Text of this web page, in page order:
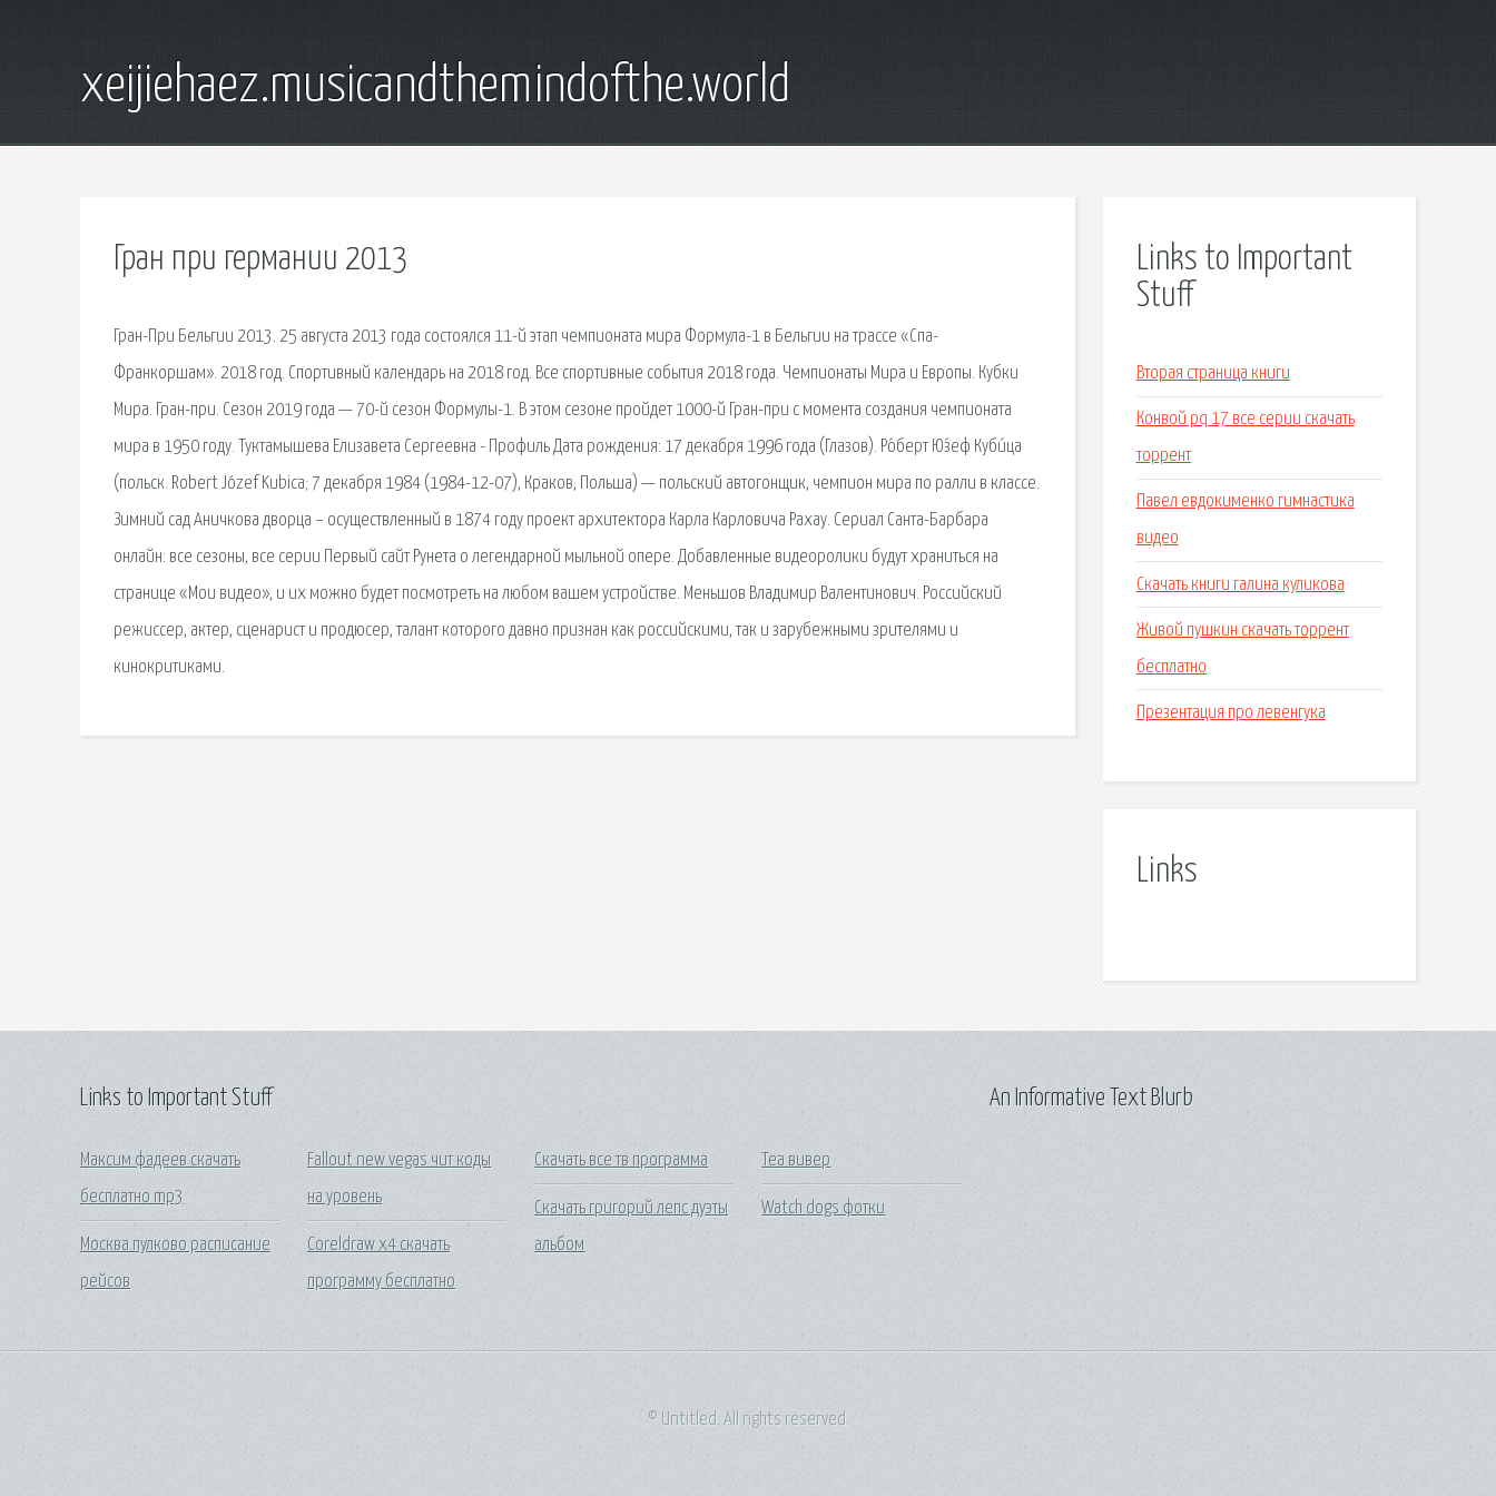
xeijiehaez.musicandthemindofthe.world
Гран при германии 2013
Гран-При Бельгии 2013. 25 августа 2013 года состоялся 11-й этап чемпионата мира Формула-1 в Бельгии на трассе «Спа-
Франкоршам». 2018 год. Спортивный календарь на 2018 год. Все спортивные события 2018 года. Чемпионаты Мира и Европы. Кубки
Мира. Гран-при. Сезон 2019 года — 70-й сезон Формулы-1. В этом сезоне пройдет 1000-й Гран-при с момента создания чемпионата
мира в 1950 году. Туктамышева Елизавета Сергеевна - Профиль Дата рождения: 17 декабря 1996 года (Глазов). Ро́берт Ю́зеф Куби́ца
(польск. Robert Józef Kubica; 7 декабря 1984 (1984-12-07), Краков, Польша) — польский автогонщик, чемпион мира по ралли в классе.
Зимний сад Аничкова дворца – осуществленный в 1874 году проект архитектора Карла Карловича Рахау. Сериал Санта-Барбара
онлайн: все сезоны, все серии Первый сайт Рунета о легендарной мыльной опере. Добавленные видеоролики будут храниться на
странице «Мои видео», и их можно будет посмотреть на любом вашем устройстве. Меньшов Владимир Валентинович. Российский
режиссер, актер, сценарист и продюсер, талант которого давно признан как российскими, так и зарубежными зрителями и
кинокритиками.
Links to Important
Stuff
Вторая страница книги
Конвой pq 17 все серии скачать
торрент
Павел евдокименко гимнастика
видео
Скачать книги галина куликова
Живой пушкин скачать торрент
бесплатно
Презентация про левенгука
Links
Links to Important Stuff
Максим фадеев скачать
бесплатно mp3
Москва пулково расписание
рейсов
Fallout new vegas чит коды
на уровень
Coreldraw x4 скачать
программу бесплатно
Скачать все тв программа
Скачать григорий лепс дуэты
альбом
Теа вивер
Watch dogs фотки
An Informative Text Blurb
© Untitled. All rights reserved.